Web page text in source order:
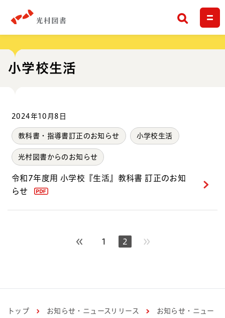
検索
小学校生活
2024年10月8日
教科書・指導書訂正のお知らせ 小学校生活
光村図書からのお知らせ
令和7年度用 小学校『生活』教科書 訂正のお知
らせ
前のページへ
1 2
トップ お知らせ・ニュースリリース
お知らせ・ニュー